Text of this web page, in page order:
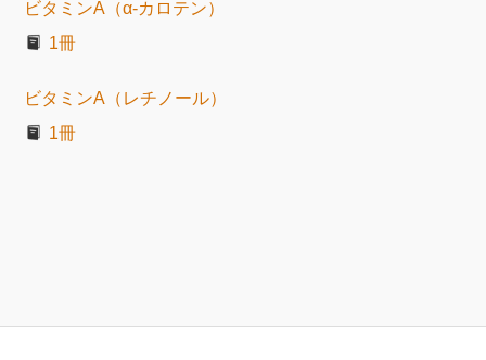
ビタミンA（α-カロテン）
1冊
ビタミンA（レチノール）
1冊